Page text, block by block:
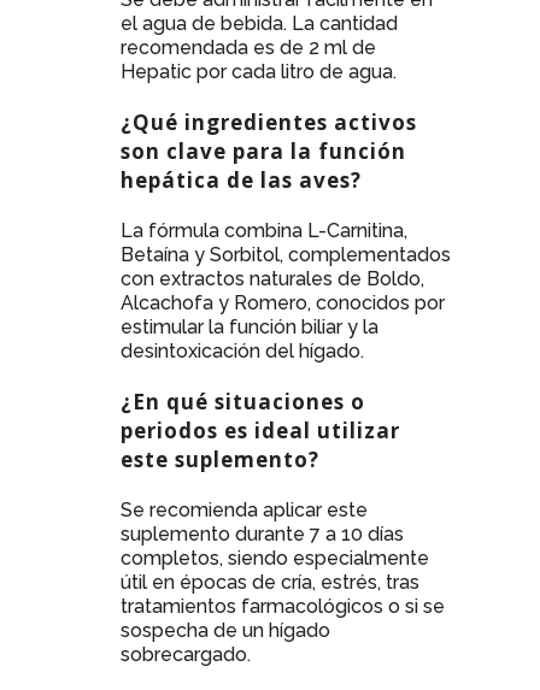
el agua de bebida. La cantidad
recomendada es de 2 ml de
Hepatic por cada litro de agua.
¿Qué ingredientes activos
son clave para la función
hepática de las aves?
La fórmula combina L-Carnitina,
Betaína y Sorbitol, complementados
con extractos naturales de Boldo,
Alcachofa y Romero, conocidos por
estimular la función biliar y la
desintoxicación del hígado.
¿En qué situaciones o
periodos es ideal utilizar
este suplemento?
Se recomienda aplicar este
suplemento durante 7 a 10 días
completos, siendo especialmente
útil en épocas de cría, estrés, tras
tratamientos farmacológicos o si se
sospecha de un hígado
sobrecargado.